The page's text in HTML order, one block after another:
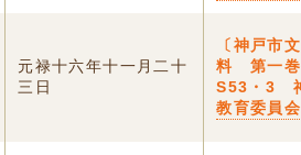
元禄十六年十一月二十
三日
〔神戸市
料 第一
S53・3
教育委員会